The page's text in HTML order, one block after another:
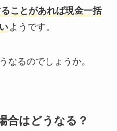
ことがあれば現金一括
ようです。
なるのでしょうか。
合はどうなる？